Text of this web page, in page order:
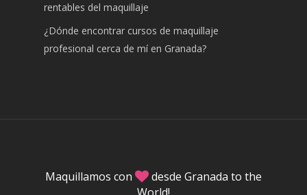
rentables del maquillaje
¿Dónde encontrar cursos de maquillaje
profesional cerca de mí en Granada?
Maquillamos con
desde Granada to the